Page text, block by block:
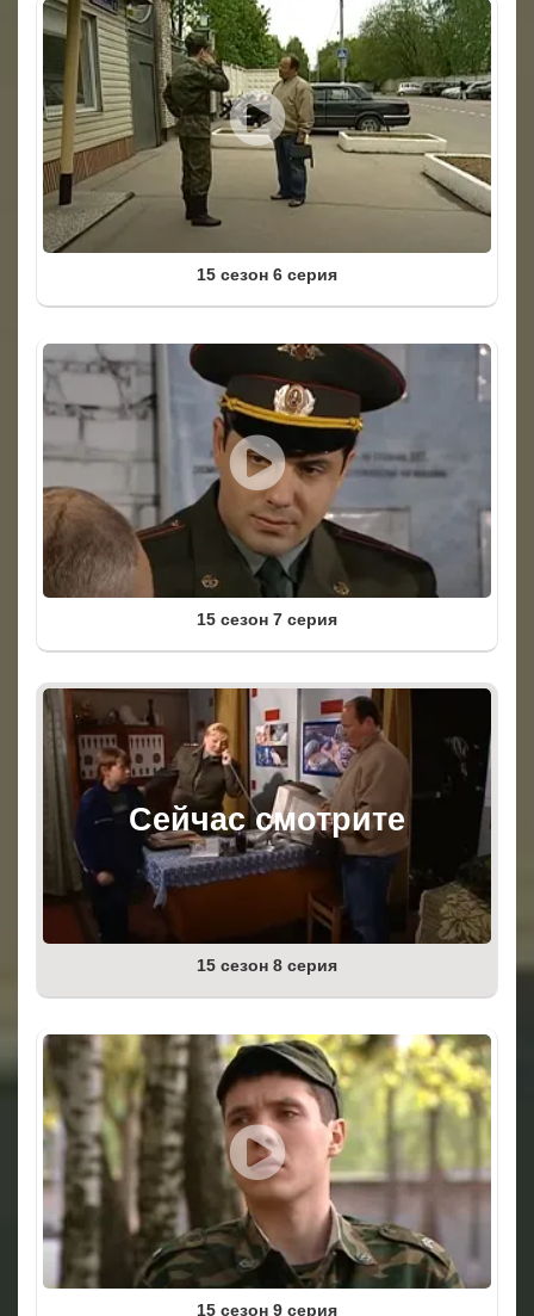
15 сезон 6 серия
15 сезон 7 серия
15 сезон 8 серия
15 сезон 9 серия